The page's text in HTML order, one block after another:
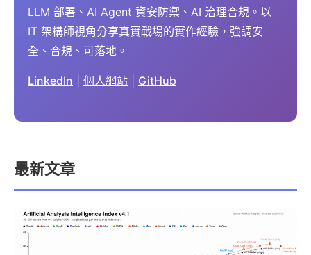
LLM 部署、AI Agent 資安防禦、AI 治理合規。以
IT 架構師視角分享真實戰場的實作經驗，強調安
全、合規、可落地。
LinkedIn 個人網站 GitHub
最新文章